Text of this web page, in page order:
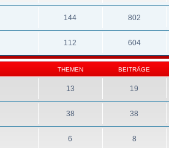
144 802
112 604
THEMEN BEITRÄGE
13 19
38 38
6 8